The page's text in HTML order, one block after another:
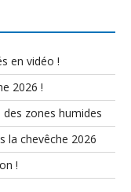
en vidéo !
2026 !
zones humides
la chevêche 2026
!